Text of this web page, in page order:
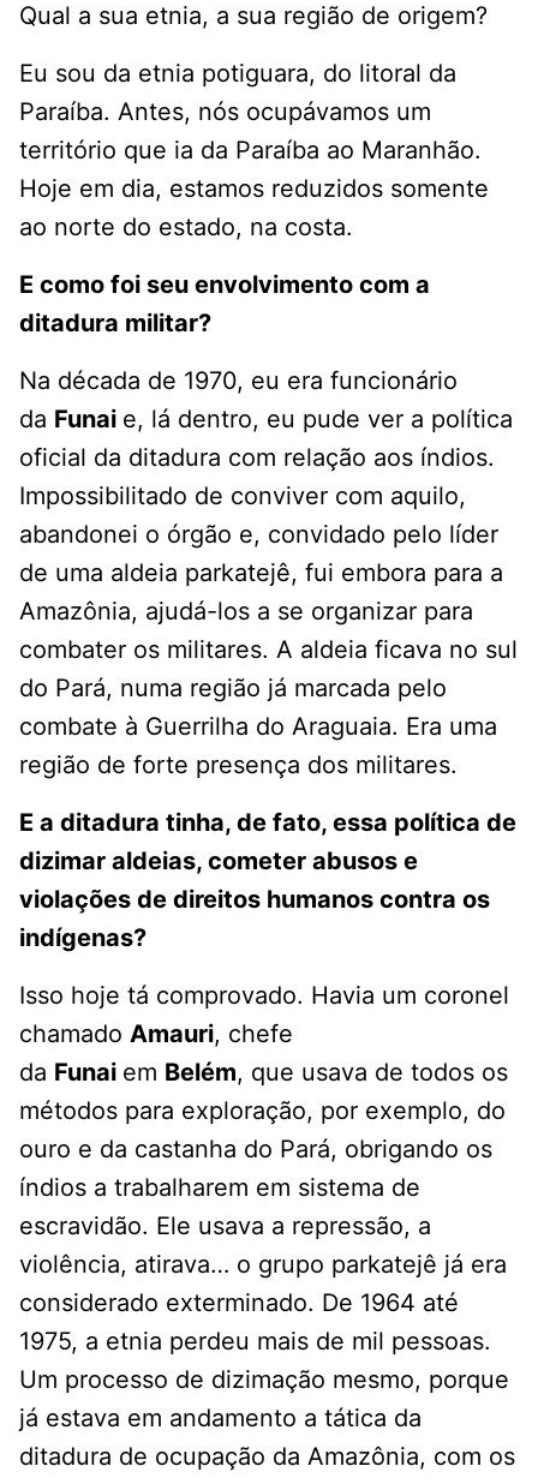
Qual a sua etnia, a sua região de origem?
Eu sou da etnia potiguara, do litoral da
Paraíba. Antes, nós ocupávamos um
território que ia da Paraíba ao Maranhão.
Hoje em dia, estamos reduzidos somente
ao norte do estado, na costa.
E como foi seu envolvimento com a
ditadura militar?
Na década de 1970, eu era funcionário
da Funai e, lá dentro, eu pude ver a política
oficial da ditadura com relação aos índios.
Impossibilitado de conviver com aquilo,
abandonei o órgão e, convidado pelo líder
de uma aldeia parkatejê, fui embora para a
Amazônia, ajudá-los a se organizar para
combater os militares. A aldeia ficava no sul
do Pará, numa região já marcada pelo
combate à Guerrilha do Araguaia. Era uma
região de forte presença dos militares.
E a ditadura tinha, de fato, essa política de
dizimar aldeias, cometer abusos e
violações de direitos humanos contra os
indígenas?
Isso hoje tá comprovado. Havia um coronel
chamado Amauri, chefe
da Funai em Belém, que usava de todos os
métodos para exploração, por exemplo, do
ouro e da castanha do Pará, obrigando os
índios a trabalharem em sistema de
escravidão. Ele usava a repressão, a
violência, atirava… o grupo parkatejê já era
considerado exterminado. De 1964 até
1975, a etnia perdeu mais de mil pessoas.
Um processo de dizimação mesmo, porque
já estava em andamento a tática da
ditadura de ocupação da Amazônia, com os